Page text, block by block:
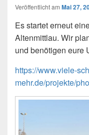
Veröffentlicht am Mai 27,
Es startet erneut
Altenmittlau. Wir
und benötigen eure
https://www.viele-
mehr.de/projekte/